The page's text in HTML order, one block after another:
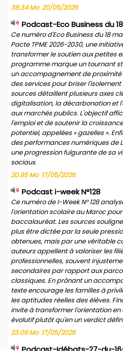
38.34 Mo 20/05/2026
Podcast-Eco Business du
Ce numéro d'Eco Business du 18
Pacte TPME 2026-2030, une
transformer le soutien aux petites
programme marque un tournant
un accompagnement de
des services pour briser
sources détaillent plusieurs axes
digitalisation, la décarbonation et
aux marchés publics. L'objectif
l'emploi et de soutenir la
potentiel, appelées « gazelles ».
des performances numériques de
une progression fulgurante de sa
sociaux.
20.95 Mo 17/05/2026
Podcast i-week N°128
Ce numéro de I-Week N° 128
l'orientation scolaire au Maroc
baccalauréat. Les sources
plus être dictée par la seule
obtenues, mais par une véritable
auteurs appellent à valoriser les
professionnelles, souvent
secondaires par rapport aux
classiques. En prônant un
texte encourage les familles à
les aptitudes réelles des élèves.
invite à transformer l'orientation en
évolutif plutôt qu'en un verdict
23.09 Mo 17/05/2026